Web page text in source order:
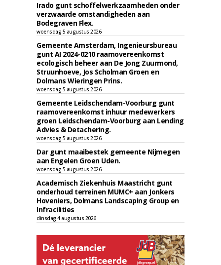
Irado gunt schoffelwerkzaamheden onder
verzwaarde omstandigheden aan
Bodegraven Flex.
woensdag 5 augustus 2026
Gemeente Amsterdam, Ingenieursbureau
gunt AI 2024-0210 raamovereenkomst
ecologisch beheer aan De Jong Zuurmond,
Struunhoeve, Jos Scholman Groen en
Dolmans Wieringen Prins.
woensdag 5 augustus 2026
Gemeente Leidschendam-Voorburg gunt
raamovereenkomst inhuur medewerkers
groen Leidschendam-Voorburg aan Lending
Advies & Detachering.
woensdag 5 augustus 2026
Dar gunt maaibestek gemeente Nijmegen
aan Engelen Groen Uden.
woensdag 5 augustus 2026
Academisch Ziekenhuis Maastricht gunt
onderhoud terreinen MUMC+ aan Jonkers
Hoveniers, Dolmans Landscaping Group en
Infracilities
dinsdag 4 augustus 2026